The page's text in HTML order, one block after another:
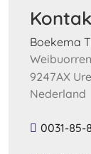
Boekema
9247AX
Nederland
0031-85-